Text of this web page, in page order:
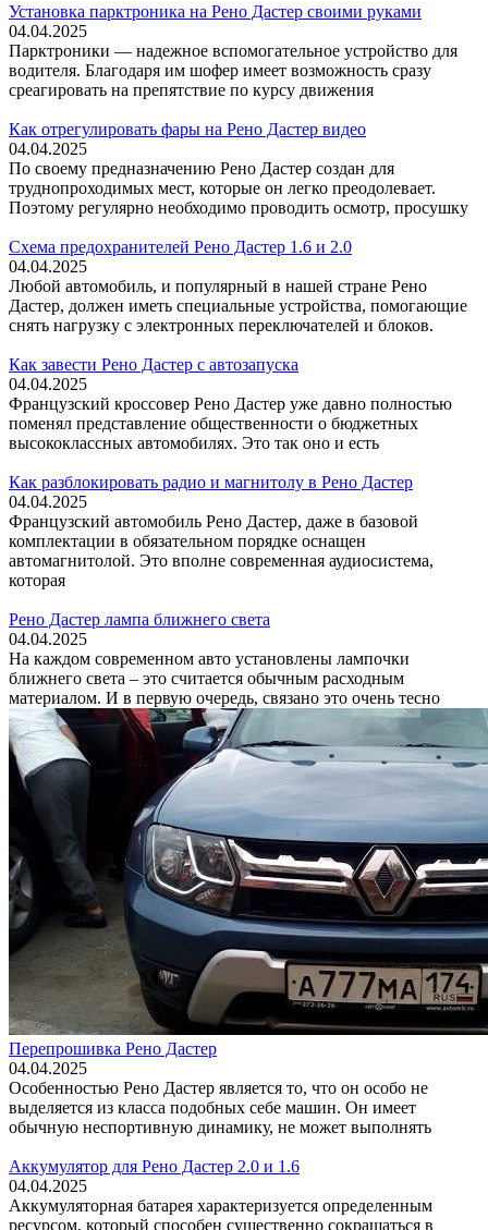
Установка парктроника на Рено Дастер своими руками
04.04.2025
Парктроники — надежное вспомогательное устройство для
водителя. Благодаря им шофер имеет возможность сразу
среагировать на препятствие по курсу движения
Как отрегулировать фары на Рено Дастер видео
04.04.2025
По своему предназначению Рено Дастер создан для
труднопроходимых мест, которые он легко преодолевает.
Поэтому регулярно необходимо проводить осмотр, просушку
Схема предохранителей Рено Дастер 1.6 и 2.0
04.04.2025
Любой автомобиль, и популярный в нашей стране Рено
Дастер, должен иметь специальные устройства, помогающие
снять нагрузку с электронных переключателей и блоков.
Как завести Рено Дастер с автозапуска
04.04.2025
Французский кроссовер Рено Дастер уже давно полностью
поменял представление общественности о бюджетных
высококлассных автомобилях. Это так оно и есть
Как разблокировать радио и магнитолу в Рено Дастер
04.04.2025
Французский автомобиль Рено Дастер, даже в базовой
комплектации в обязательном порядке оснащен
автомагнитолой. Это вполне современная аудиосистема,
которая
Рено Дастер лампа ближнего света
04.04.2025
На каждом современном авто установлены лампочки
ближнего света – это считается обычным расходным
материалом. И в первую очередь, связано это очень тесно
Перепрошивка Рено Дастер
04.04.2025
Особенностью Рено Дастер является то, что он особо не
выделяется из класса подобных себе машин. Он имеет
обычную неспортивную динамику, не может выполнять
Аккумулятор для Рено Дастер 2.0 и 1.6
04.04.2025
Аккумуляторная батарея характеризуется определенным
ресурсом, который способен существенно сокращаться в